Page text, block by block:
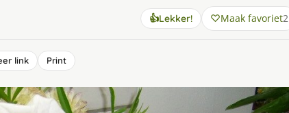
👍Lekker! Maak favoriet2
link Print